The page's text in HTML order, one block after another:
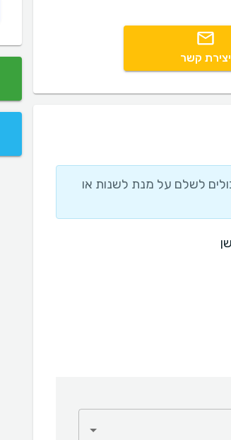
יצירת קשר
לשלם על מנת לשנות או